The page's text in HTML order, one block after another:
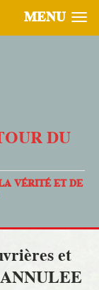
MENU
DU
VÉRITÉ ET DE
et